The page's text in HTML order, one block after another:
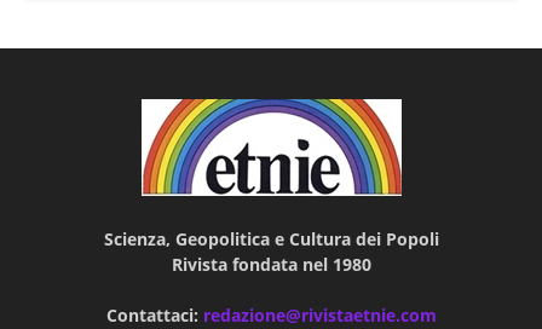
Scienza, Geopolitica e Cultura dei Popoli
Rivista fondata nel 1980
Contattaci: redazione@rivistaetnie.com